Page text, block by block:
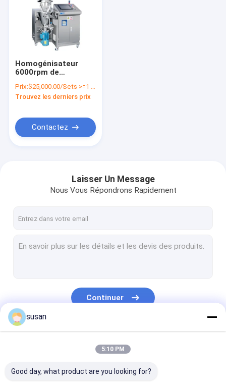
Homogénisateur
6000rpm de
de cisaillement de
homogénisateur de
mélangeur
Prix:$25,000.00/Sets >=1 Sets
Trouvez les derniers prix
Contactez
Laisser Un Message
Nous Vous Répondrons Rapidement
Continuer
susan
5:10 PM
Good day, what product are you looking for?